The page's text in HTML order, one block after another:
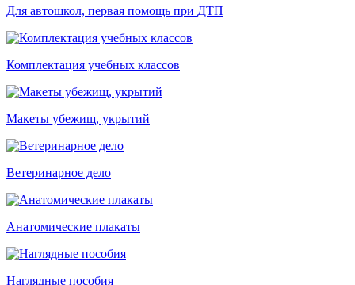
Для автошкол, первая помощь при ДТП
Комплектация учебных классов
Макеты убежищ, укрытий
Ветеринарное дело
Анатомические плакаты
Наглядные пособия